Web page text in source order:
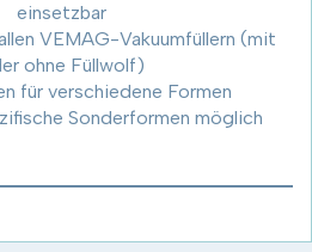
einsetzbar
VEMAG-Vakuumfüllern (mit
ohne Füllwolf)
für verschiedene Formen
Sonderformen möglich